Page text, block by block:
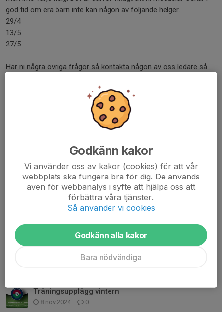
god tid om era barn inte kan någon av följande helger.
29/4
13/5
27/5
Har ni några övriga frågor så kontakta någon av oss ledare så
Kommentarer
Tidigare nyheter
Glöm inte anmäla er!
Träningsupplägg vintern
8 nov 2024 0
Godkänn kakor
Vi använder oss av kakor (cookies) för att vår
webbplats ska fungera bra för dig. De används
även för webbanalys i syfte att hjälpa oss att
förbättra våra tjänster.
Så använder vi cookies
Godkänn alla kakor
Bara nödvändiga